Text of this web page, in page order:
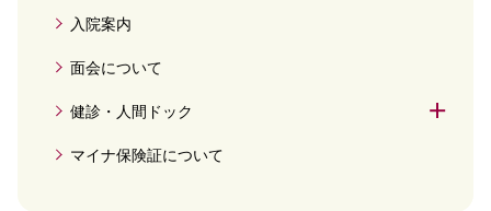
入院案内
面会について
健診・人間ドック
マイナ保険証について